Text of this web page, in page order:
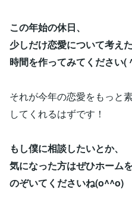
この年始の休日、
少しだけ恋愛について考え
時間を作ってみてください
それが今年の恋愛をもっと
してくれるはずです！
もし僕に相談したいとか、
気になった方はぜひホーム
のぞいてくださいね(o^^o)